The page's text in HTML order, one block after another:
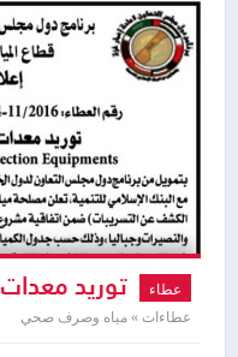
عطاء توريد
عطاءات » مياه وصرف صحي